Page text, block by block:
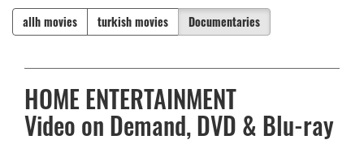
allh movies turkish movies Documentaries
HOME ENTERTAINMENT
Video on Demand, DVD & Blu-ray